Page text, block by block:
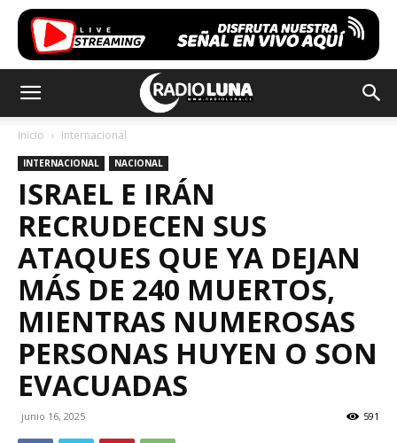
Inicio Internacional
INTERNACIONAL NACIONAL
ISRAEL E IRÁN
RECRUDECEN SUS
ATAQUES QUE YA DEJAN
MÁS DE 240 MUERTOS,
MIENTRAS NUMEROSAS
PERSONAS HUYEN O SON
EVACUADAS
junio 16, 2025 591